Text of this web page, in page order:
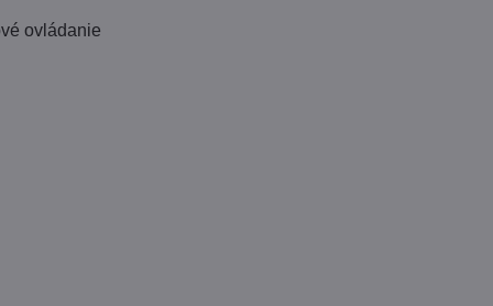
ovládanie